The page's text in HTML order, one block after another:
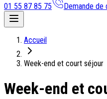
01 55 87 85 75 Demande de
Nos coups de coeur
On adore
Notre nouveauté :
Séjour en
Accueil
Week-end et court séjour
Week-end et